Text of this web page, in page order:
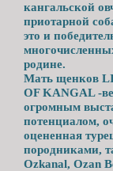
кангальской
приотарной
это и
родине.
Мать щенков
OF KANGAL -
огромным
потенциалом,
оцененная
породниками,
Ozkanal, Ozan